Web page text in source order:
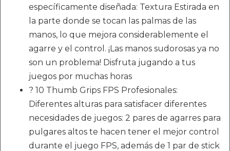
específicamente diseñada: Textura Estirada en
la parte donde se tocan las palmas de las
manos, lo que mejora considerablemente el
agarre y el control. ¡Las manos sudorosas ya no
son un problema! Disfruta jugando a tus
juegos por muchas horas
? 10 Thumb Grips FPS Profesionales:
Diferentes alturas para satisfacer diferentes
necesidades de juegos: 2 pares de agarres para
pulgares altos te hacen tener el mejor control
durante el juego FPS, además de 1 par de stick